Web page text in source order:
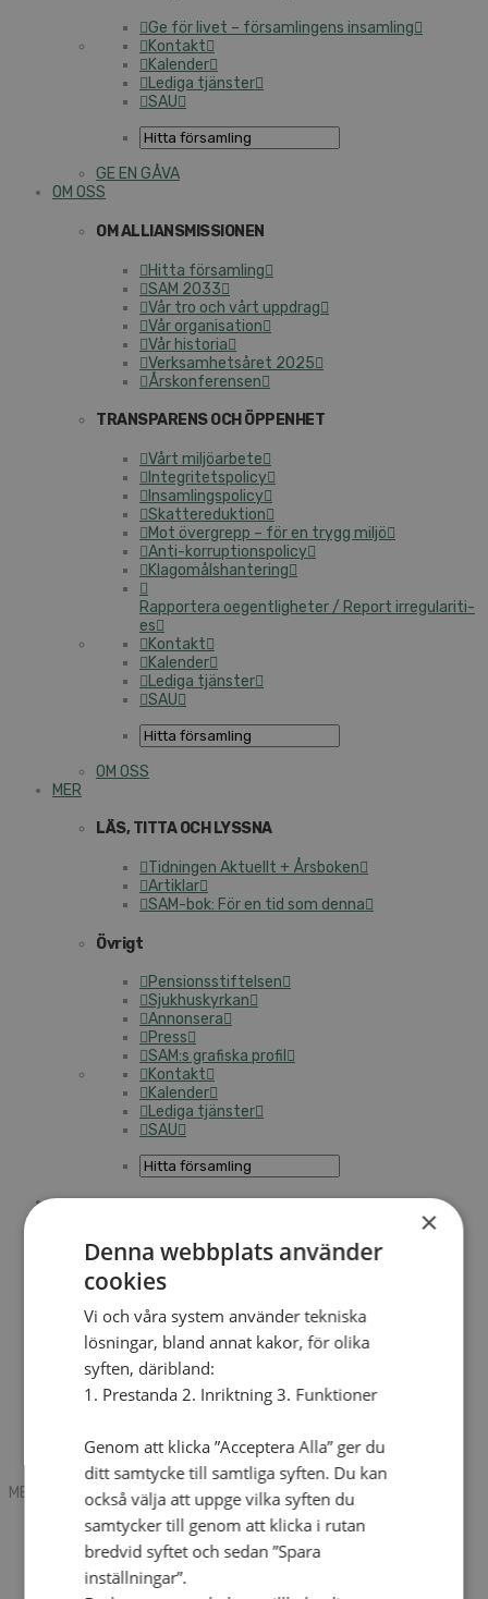
Ge för livet – för­sam­ling­ens insamling
Kontakt
Kalender
Lediga tjänster
SAU
GE EN GÅVA
OM OSS
OM AL­LI­ANS­MIS­SIO­NEN
Hitta för­sam­ling
SAM 2033
Vår tro och vårt uppdrag
Vår or­ga­ni­sa­tion
Vår historia
Verk­sam­hets­å­ret 2025
Års­kon­fe­ren­sen
TRANS­PA­RENS OCH ÖPPENHET
Vårt mil­jö­ar­be­te
In­tegri­tets­po­li­cy
In­sam­lings­po­li­cy
Skat­te­re­duk­tion
Mot övergrepp – för en trygg miljö
An­ti-kor­rup­tions­po­li­cy
Kla­gomåls­han­te­ring
Rap­por­te­ra oe­gent­lig­he­ter / Report ir­re­gu­la­ri­ti­
es
Kontakt
Kalender
Lediga tjänster
SAU
OM OSS
MER
LÄS, TITTA OCH LYSSNA
Tidningen Aktuellt + Årsboken
Artiklar
SAM-bok: För en tid som denna
Övrigt
Pen­sions­stif­tel­sen
Sjuk­hu­s­kyr­kan
Annonsera
Press
SAM:s grafiska profil
Kontakt
Kalender
Lediga tjänster
SAU
Mobile box
Kontakt
Tidning
Annonsera
Hitta för­sam­ling
Press
SAU
Lediga tjänster
Som­mar­går­dar
MENU
MENU
Search mobile
English
Hej! Vad söker du?
Kontakt
×
Denna webbplats använder
cookies
Vi och våra system använder tekniska
lösningar, bland annat kakor, för olika
syften, däribland:
1. Prestanda 2. Inriktning 3. Funktioner
Genom att klicka ”Acceptera Alla” ger du
ditt samtycke till samtliga syften. Du kan
också välja att uppge vilka syften du
samtycker till genom att klicka i rutan
bredvid syftet och sedan ”Spara
inställningar”.